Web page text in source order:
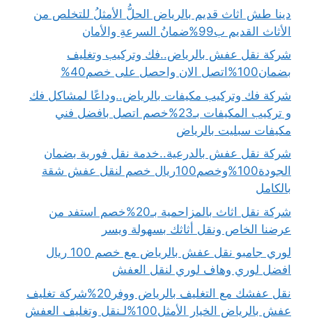
دينا طش اثاث قديم بالرياض الحلُّ الأمثلُ للتخلص من
الأثاث القديم ب99%ضمانُ السرعةِ والأمان
شركة نقل عفش بالرياض..فك وتركيب وتغليف
بضمان100%اتصل الان واحصل على خصم40%
شركة فك وتركيب مكيفات بالرياض..وداعًا لمشاكل فك
و تركيب المكيفات بـ23%خصم اتصل بافضل فني
مكيفات سبليت بالرياض
شركة نقل عفش بالدرعية..خدمة نقل فورية بضمان
الجودة100%وخصم100ريال خصم لنقل عفش شقة
بالكامل
شركة نقل اثاث بالمزاحمية بـ20%خصم استفد من
عرضنا الخاص ونقل أثاثك بسهولة ويسر
لوري جامبو نقل عفش بالرياض مع خصم 100 ريال
افضل لوري وهاف لوري لنقل العفش
نقل عفشك مع التغليف بالرياض ووفر20%شركة تغليف
عفش بالرياض الخيار الأمثل100%لـنقل وتغليف العفش